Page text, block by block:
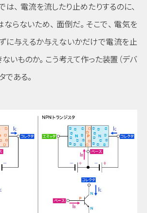
は、 電流を流したり止めたりするのに、
ならないため、 面倒だ。 そこで、 電気を
に与えるか与えないかだけで電流を止
ないものか。 こう考えて作った装置 （デバ
である。